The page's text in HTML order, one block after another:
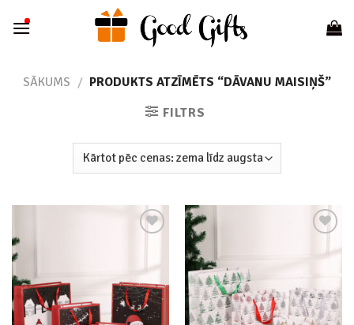
SĀKUMS / PRODUKTS ATZĪMĒTS “DĀVANU MAISIŅŠ”
FILTRS
Add to
wishlist